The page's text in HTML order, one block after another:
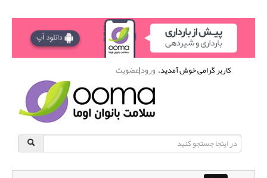
کاربر گرامی خوش آمدید.ورود|عضویت